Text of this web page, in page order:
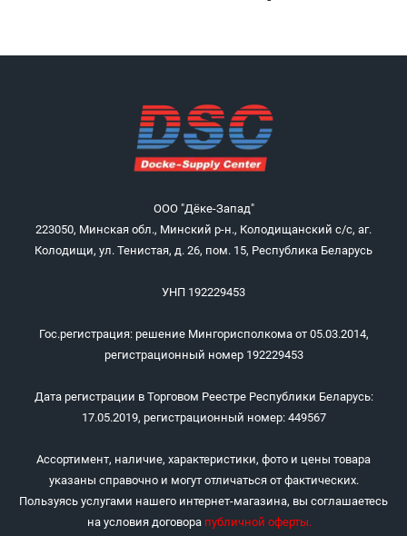
ООО "Дёке-Запад"
223050, Минская обл., Минский р-н., Колодищанский с/с, аг.
Колодищи, ул. Тенистая, д. 26, пом. 15, Республика Беларусь
УНП 192229453
Гос.регистрация: решение Мингорисполкома от 05.03.2014,
регистрационный номер 192229453
Дата регистрации в Торговом Реестре Республики Беларусь:
17.05.2019, регистрационный номер: 449567
Ассортимент, наличие, характеристики, фото и цены товара
указаны справочно и могут отличаться от фактических.
Пользуясь услугами нашего интернет-магазина, вы соглашаетесь
на условия договора публичной оферты.